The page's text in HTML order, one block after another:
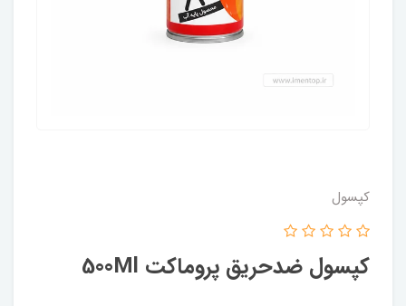
کپسول
کپسول ضدحریق پروماکت 500Ml